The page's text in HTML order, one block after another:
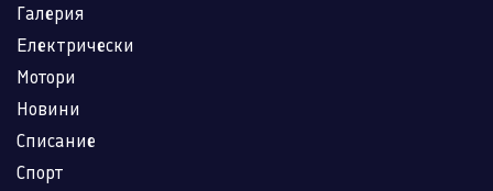
Галерия
Електрически
Мотори
Новини
Списание
Спорт